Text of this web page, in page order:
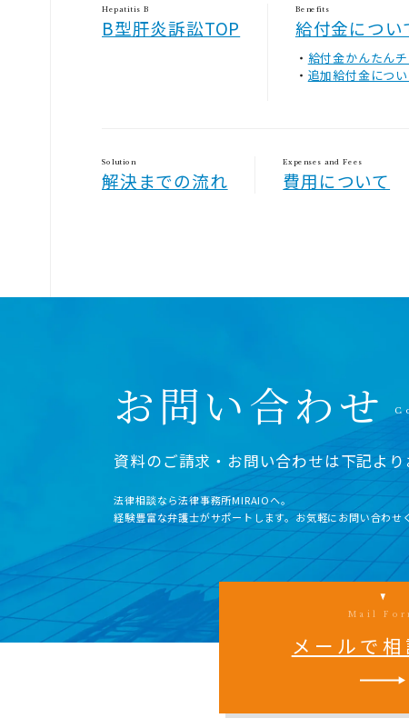
Hepatitis B
B型肝炎訴訟TOP
Benefits
給付金につい
給付金かんたん
追加給付金につ
Solution
解決までの流れ
Expenses and Fees
費用について
お問い合わせ
資料のご請求・お問い合わせは下記より
法律相談なら法律事務所MIRAIOヘ。
経験豊富な弁護士がサポートします。お気軽にお問い合わせ
Mail
メールで